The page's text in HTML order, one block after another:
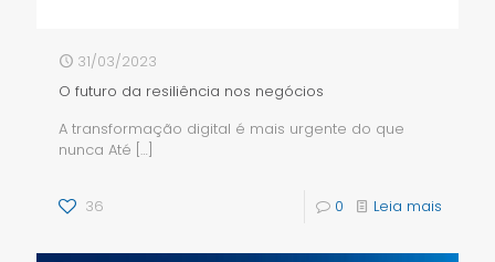
31/03/2023
O futuro da resiliência nos negócios
A transformação digital é mais urgente do que
nunca Até […]
36 0 Leia mais